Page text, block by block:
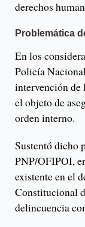
derechos
Problemática
En los
Policía
intervención de
el objeto de
orden interno.
Sustentó dicho
PNP/OFIPOI,
existente en el
Constitucional
delincuencia